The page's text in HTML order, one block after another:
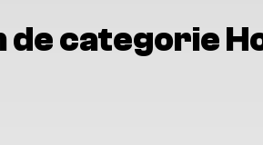
de categorie